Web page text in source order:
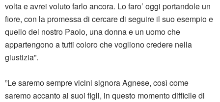
volta e avrei voluto farlo ancora. Lo faro’ oggi portandole un
fiore, con la promessa di cercare di seguire il suo esempio e
quello del nostro Paolo, una donna e un uomo che
appartengono a tutti coloro che vogliono credere nella
giustizia”.
”Le saremo sempre vicini signora Agnese, così come
saremo accanto ai suoi figli, in questo momento difficile di